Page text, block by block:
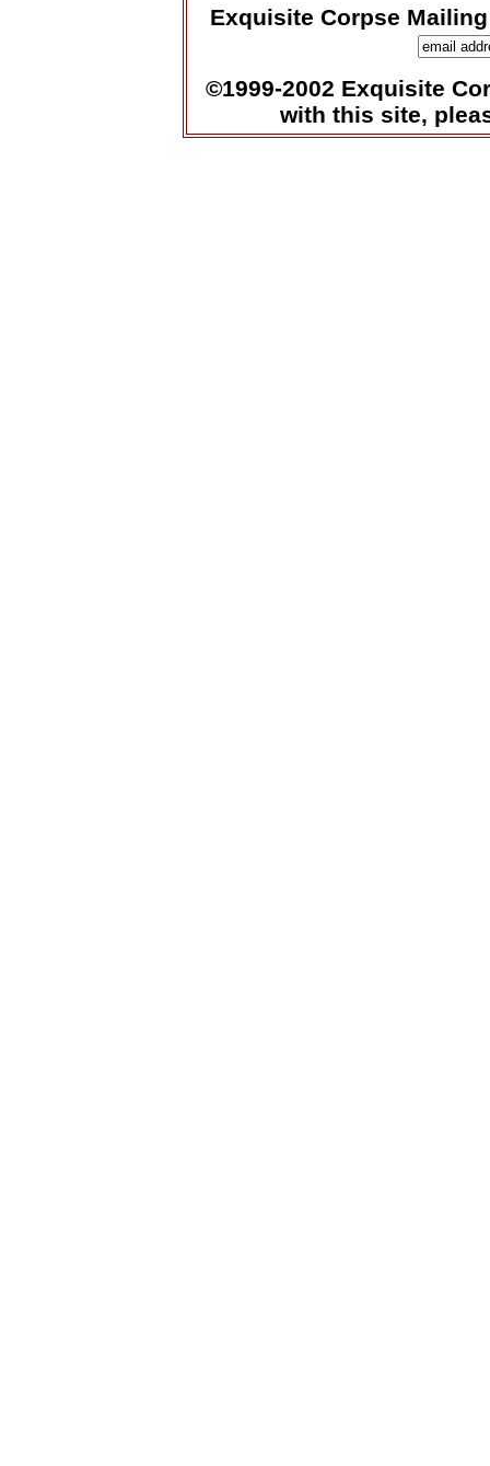
Exquisite Corpse
©1999-2002 Exquisite
with this site,